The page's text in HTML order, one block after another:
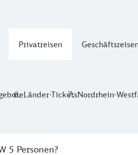
Privatreisen
Länder-TicketsNordrhein-
5 Personen?